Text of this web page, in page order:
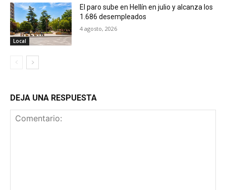
Local
El paro sube en Hellín en julio y alcanza los
1.686 desempleados
4 agosto, 2026
DEJA UNA RESPUESTA